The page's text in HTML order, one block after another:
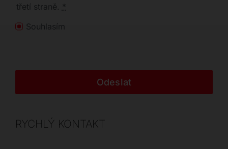
třetí straně. *
Souhlasím
Odeslat
RYCHLÝ KONTAKT